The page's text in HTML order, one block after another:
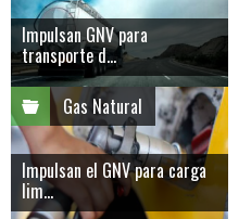
Impulsan GNV para
transporte d...
Gas Natural
Impulsan el GNV para carga
lim...